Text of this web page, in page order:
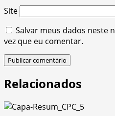
Site
Salvar meus dados neste
vez que eu comentar.
Relacionados